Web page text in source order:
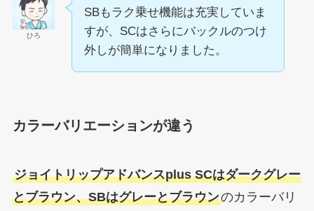
ひろ
SBもラク乗せ機能は充実していま
すが、SCはさらにバックルのつけ
外しが簡単になりました。
カラーバリエーションが違う
ジョイトリップアドバンスplus SCはダークグレー
とブラウン、SBはグレーとブラウンのカラーバリ